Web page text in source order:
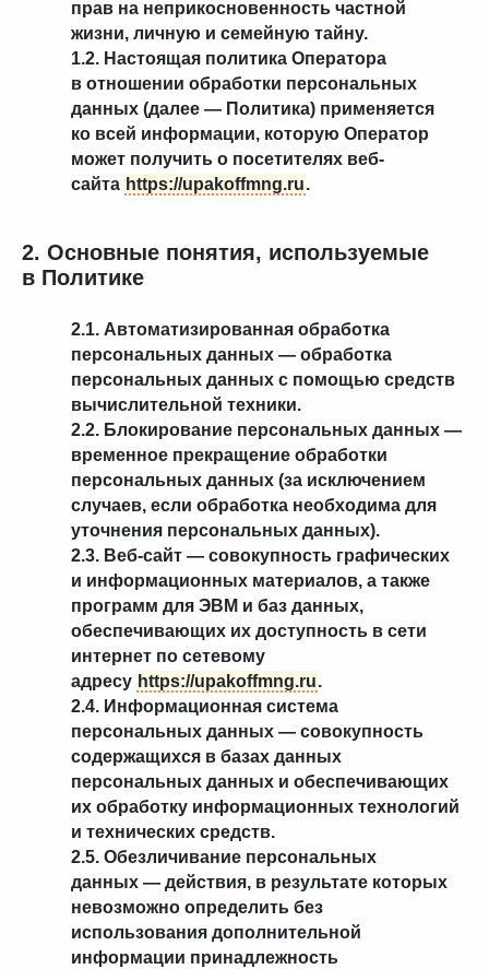
прав на неприкосновенность частной
жизни, личную и семейную тайну.
1.2. Настоящая политика Оператора
в отношении обработки персональных
данных (далее — Политика) применяется
ко всей информации, которую Оператор
может получить о посетителях веб-
сайта https://upakoffmng.ru.
2. Основные понятия, используемые
в Политике
2.1. Автоматизированная обработка
персональных данных — обработка
персональных данных с помощью средств
вычислительной техники.
2.2. Блокирование персональных данных —
временное прекращение обработки
персональных данных (за исключением
случаев, если обработка необходима для
уточнения персональных данных).
2.3. Веб-сайт — совокупность графических
и информационных материалов, а также
программ для ЭВМ и баз данных,
обеспечивающих их доступность в сети
интернет по сетевому
адресу https://upakoffmng.ru.
2.4. Информационная система
персональных данных — совокупность
содержащихся в базах данных
персональных данных и обеспечивающих
их обработку информационных технологий
и технических средств.
2.5. Обезличивание персональных
данных — действия, в результате которых
невозможно определить без
использования дополнительной
информации принадлежность